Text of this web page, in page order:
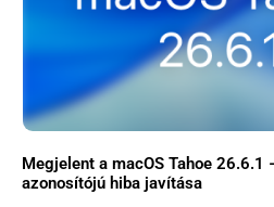
Megjelent a macOS Tahoe
azonosítójú hiba javítása